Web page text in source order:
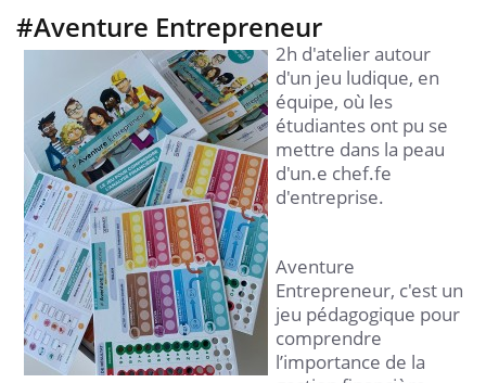
#Aventure Entrepreneur
2h d'atelier autour
d'un jeu ludique, en
équipe, où les
étudiantes ont pu se
mettre dans la peau
d'un.e chef.fe
d'entreprise.
Aventure
Entrepreneur, c'est un
jeu pédagogique pour
comprendre
l’importance de la